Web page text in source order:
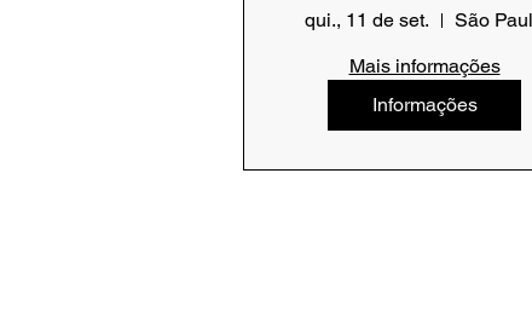
qui., 11 de set.
São
Mais informações
Informações